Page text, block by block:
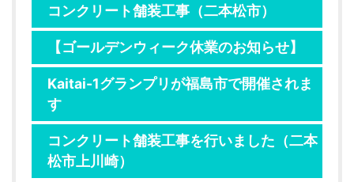
コンクリート舗装工事（二本松市）
【ゴールデンウィーク休業のお知らせ】
Kaitai-1グランプリが福島市で開催されま
す
コンクリート舗装工事を行いました（二本
松市上川崎）